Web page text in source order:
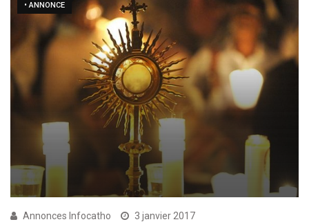
• ANNONCE
Annonces Infocatho 3 janvier 2017